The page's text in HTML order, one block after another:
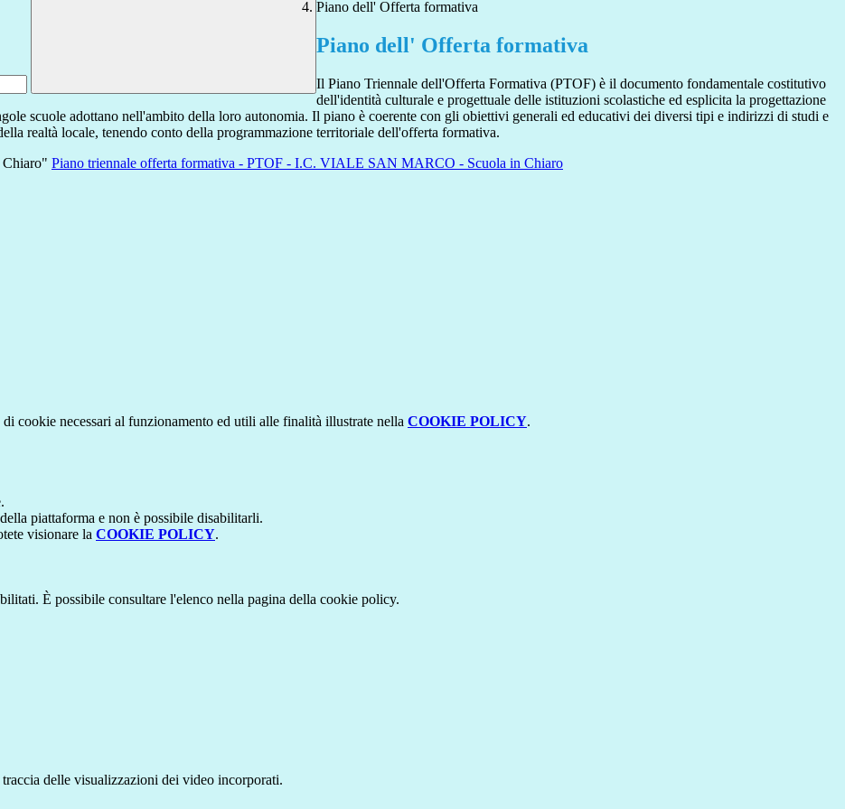
Piano dell' Offerta formativa
Piano dell' Offerta formativa
Il Piano Triennale dell'Offerta Formativa (PTOF) è il documento fondamentale costitutivo
dell'identità culturale e progettuale delle istituzioni scolastiche ed esplicita la progettazione
scuole adottano nell'ambito della loro autonomia. Il piano è coerente con gli obiettivi generali ed educativi dei diversi tipi e indirizzi di studi e
realtà locale, tenendo conto della programmazione territoriale dell'offerta formativa.
Chiaro" Piano triennale offerta formativa - PTOF - I.C. VIALE SAN MARCO - Scuola in Chiaro
cookie necessari al funzionamento ed utili alle finalità illustrate nella COOKIE POLICY.
piattaforma e non è possibile disabilitarli.
visionare la COOKIE POLICY.
È possibile consultare l'elenco nella pagina della cookie policy.
delle visualizzazioni dei video incorporati.